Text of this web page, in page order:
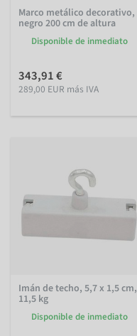
Marco metálico decorativo,
negro 200 cm de altura
Disponible de inmediato
343,91 €
289,00 EUR más IVA
Imán de techo, 5,7 x 1,5 cm,
11,5 kg
Disponible de inmediato